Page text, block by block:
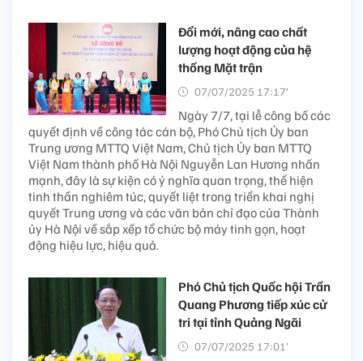
Đổi mới, nâng cao chất
lượng hoạt động của hệ
thống Mặt trận
07/07/2025 17:17’
Ngày 7/7, tại lễ công bố các
quyết định về công tác cán bộ, Phó Chủ tịch Ủy ban
Trung ương MTTQ Việt Nam, Chủ tịch Ủy ban MTTQ
Việt Nam thành phố Hà Nội Nguyễn Lan Hương nhấn
mạnh, đây là sự kiện có ý nghĩa quan trọng, thể hiện
tinh thần nghiêm túc, quyết liệt trong triển khai nghị
quyết Trung ương và các văn bản chỉ đạo của Thành
ủy Hà Nội về sắp xếp tổ chức bộ máy tinh gọn, hoạt
động hiệu lực, hiệu quả.
Phó Chủ tịch Quốc hội Trần
Quang Phương tiếp xúc cử
tri tại tỉnh Quảng Ngãi
07/07/2025 17:01’